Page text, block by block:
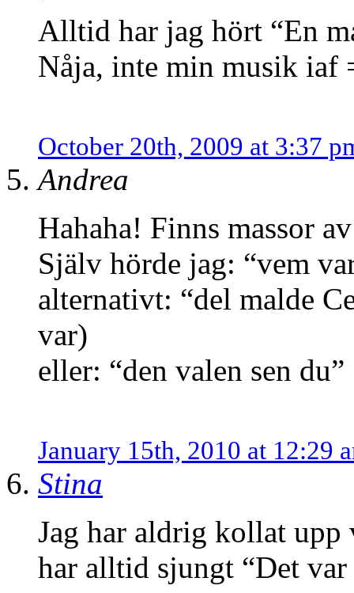
Alltid har jag hört “En
Nåja, inte min musik iaf
October 20th, 2009 at 3:37
Andrea
Hahaha! Finns massor
Själv hörde jag: “vem
alternativt: “del malde
var)
eller: “den valen sen du”
January 15th, 2010 at 12:29
Stina
Jag har aldrig kollat upp
har alltid sjungt “Det var